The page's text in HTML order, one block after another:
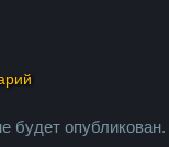
будет опубликован.